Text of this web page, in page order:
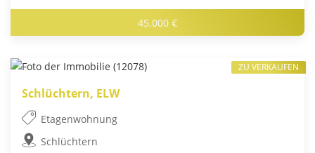
45.000 €
Schlüchtern, ELW
Etagenwohnung
Schlüchtern
ZU VERKAUFEN